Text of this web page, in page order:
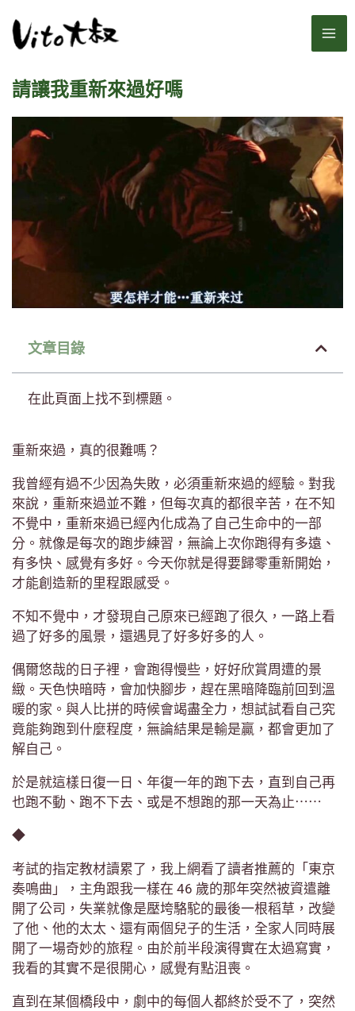
至
請讓我重新來過好嗎
文章目錄
在此頁面上找不到標題。
重新來過，真的很難嗎？
我曾經有過不少因為失敗，必須重新來過的經驗。對我
來說，重新來過並不難，但每次真的都很辛苦，在不知
不覺中，重新來過已經內化成為了自己生命中的一部
分。就像是每次的跑步練習，無論上次你跑得有多遠、
有多快、感覺有多好。今天你就是得要歸零重新開始，
才能創造新的里程跟感受。
不知不覺中，才發現自己原來已經跑了很久，一路上看
過了好多的風景，還遇見了好多好多的人。
偶爾悠哉的日子裡，會跑得慢些，好好欣賞周遭的景
緻。天色快暗時，會加快腳步，趕在黑暗降臨前回到溫
暖的家。與人比拼的時候會竭盡全力，想試試看自己究
竟能夠跑到什麼程度，無論結果是輸是贏，都會更加了
解自己。
於是就這樣日復一日、年復一年的跑下去，直到自己再
也跑不動、跑不下去、或是不想跑的那一天為止⋯⋯
◆
考試的指定教材讀累了，我上網看了讀者推薦的「東京
奏鳴曲」，主角跟我一樣在 46 歲的那年突然被資遣離
開了公司，失業就像是壓垮駱駝的最後一根稻草，改變
了他、他的太太、還有兩個兒子的生活，全家人同時展
開了一場奇妙的旅程。由於前半段演得實在太過寫實，
我看的其實不是很開心，感覺有點沮喪。
直到在某個橋段中，劇中的每個人都終於受不了，突然